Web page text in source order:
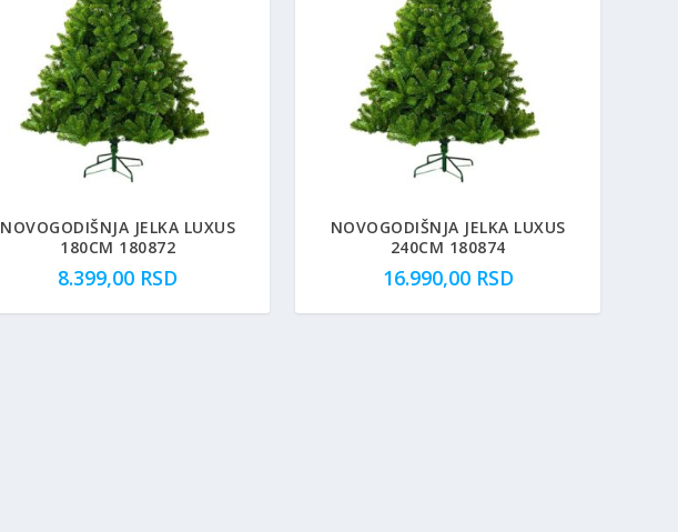
NOVOGODIŠNJA JELKA LUXUS
180CM 180872
8.399,00 RSD
NOVOGODIŠNJA JELKA LUXUS
240CM 180874
16.990,00 RSD